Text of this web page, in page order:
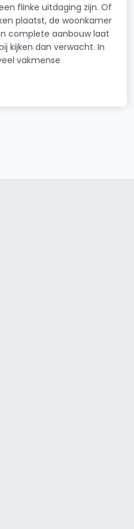
flinke uitdaging zijn. Of
plaatst, de woonkamer
complete aanbouw laat
kijken dan verwacht. In
vakmense